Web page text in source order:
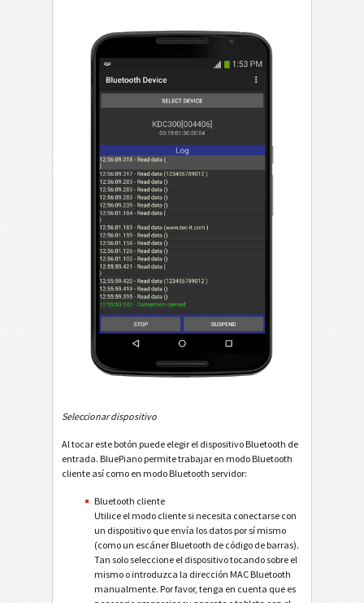
Seleccionar dispositivo
Al tocar este botón puede elegir el dispositivo Bluetooth de
entrada. BluePiano permite trabajar en modo Bluetooth
cliente así como en modo Bluetooth servidor:
Bluetooth cliente
Utilice el modo cliente si necesita conectarse con
un dispositivo que envía los datos por sí mismo
(como un escáner Bluetooth de código de barras).
Tan solo seleccione el dispositivo tocando sobre el
mismo o introduzca la dirección MAC Bluetooth
manualmente. Por favor, tenga en cuenta que es